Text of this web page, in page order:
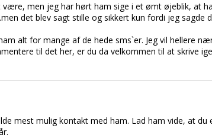
men jeg har hørt ham sige i et ømt øjeblik, at
det blev sagt stille og sikkert kun fordi jeg sagde
alt for mange af de hede sms`er. Jeg vil hellere
til det her, er du da velkommen til at skrive
mest mulig kontakt med ham. Lad ham vide, at du